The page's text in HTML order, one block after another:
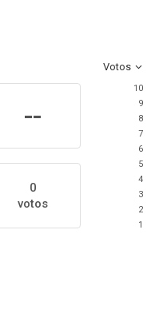
Votos
--
0
votos
10
9
8
7
6
5
4
3
2
1